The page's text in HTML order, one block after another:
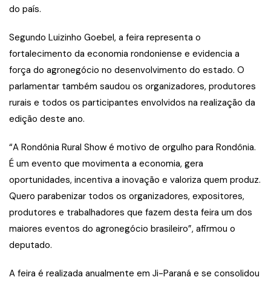
do país.
Segundo Luizinho Goebel, a feira representa o
fortalecimento da economia rondoniense e evidencia a
força do agronegócio no desenvolvimento do estado. O
parlamentar também saudou os organizadores, produtores
rurais e todos os participantes envolvidos na realização da
edição deste ano.
“A Rondônia Rural Show é motivo de orgulho para Rondônia.
É um evento que movimenta a economia, gera
oportunidades, incentiva a inovação e valoriza quem produz.
Quero parabenizar todos os organizadores, expositores,
produtores e trabalhadores que fazem desta feira um dos
maiores eventos do agronegócio brasileiro”, afirmou o
deputado.
A feira é realizada anualmente em Ji-Paraná e se consolidou